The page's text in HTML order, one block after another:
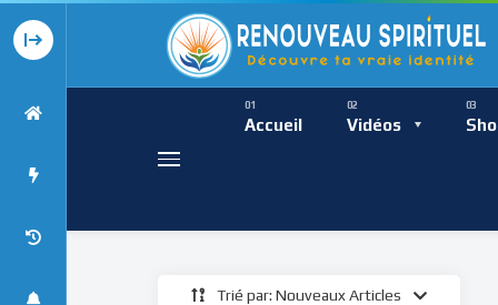
Accueil Vidéos
Présence
Présence
Trié par: Nouveaux Articles